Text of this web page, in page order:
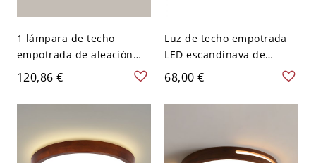
1 lámpara de techo
empotrada de aleación
ligera con cableado fijo y
pantalla vitrificada - 110 A
120 V 38,1 cm Tercer Gear
120,86 €
Luz de techo empotrada
LED escandinava de
mediados de siglo,
acabado en nogal,
redonda de perfil bajo -
68,00 €